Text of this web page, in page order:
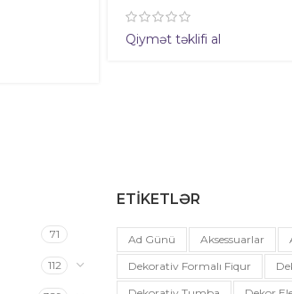
Qiymət təklifi al
71
112
ETIKETLƏR
Ad Günü Aksessuarlar
Dekorativ Formalı Fiqur